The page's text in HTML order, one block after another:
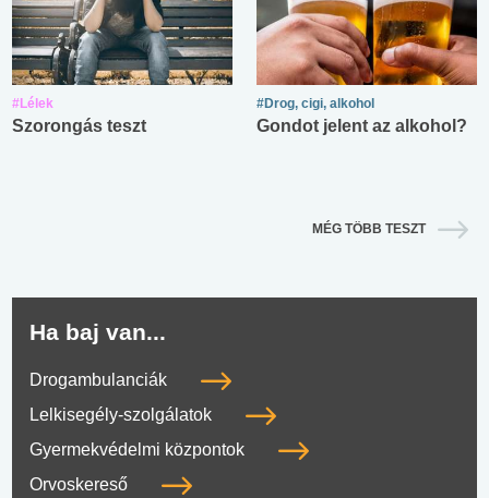
#Lélek
Szorongás teszt
#Drog, cigi, alkohol
Gondot jelent az alkohol?
MÉG TÖBB TESZT
Ha baj van...
Drogambulanciák
Lelkisegély-szolgálatok
Gyermekvédelmi központok
Orvoskereső